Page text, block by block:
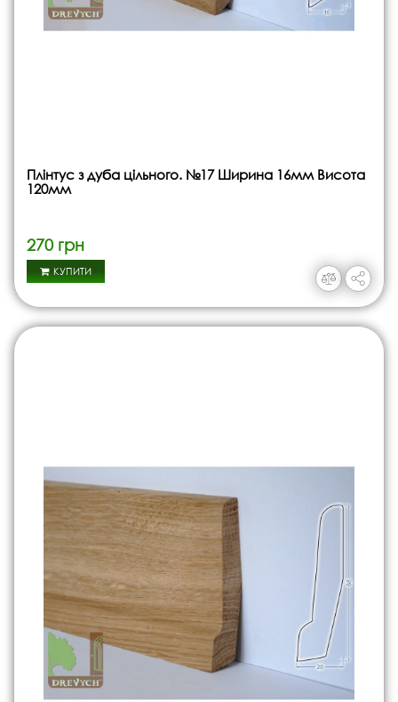
Плінтус з дуба цільного. №17 Ширина 16мм Висота
120мм
270 грн
КУПИТИ